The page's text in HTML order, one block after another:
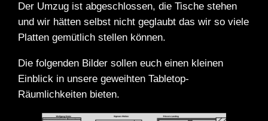
Unsere
Was
neues?
[News]
Der Umzug ist abgeschlossen, die Tische stehen
und wir hätten selbst nicht geglaubt das wir so viele
Platten gemütlich stellen können.
Die folgenden Bilder sollen euch einen kleinen
Einblick in unsere geweihten Tabletop-
Räumlichkeiten bieten.